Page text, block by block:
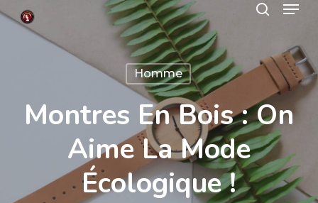
Skip
Homme
Montres En Bois : On
Aime La Mode
Écologique !
Close
Menu